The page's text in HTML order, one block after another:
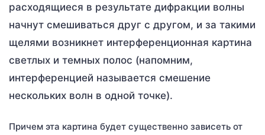
расходящиеся в результате дифракции волны
начнут смешиваться друг с другом, и за такими
щелями возникнет интерференционная картина
светлых и темных полос (напомним,
интерференцией называется смешение
нескольких волн в одной точке).
Причем эта картина будет существенно зависеть от